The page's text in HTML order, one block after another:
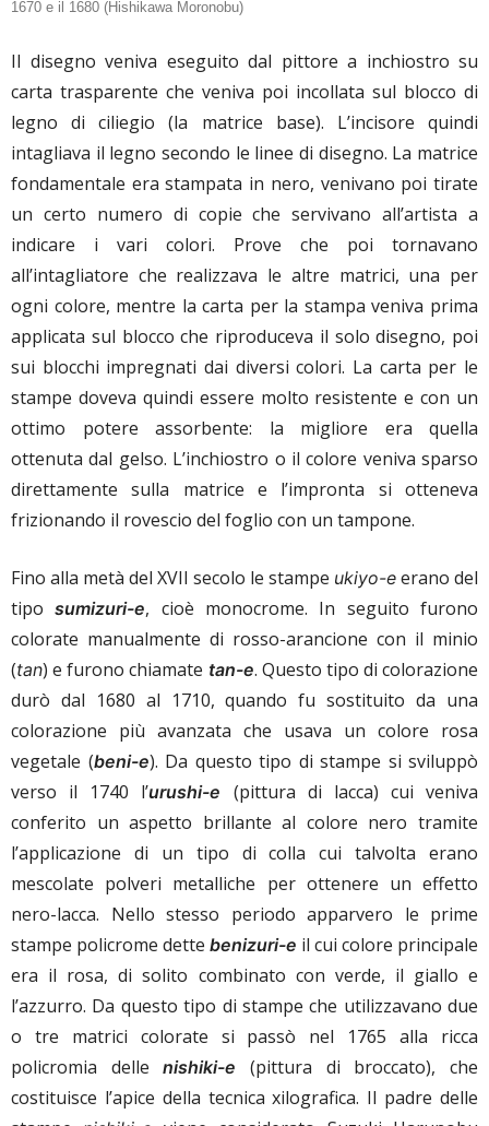
1670 e il 1680 (Hishikawa Moronobu)
Il disegno veniva eseguito dal pittore a inchiostro su
carta trasparente che veniva poi incollata sul blocco di
legno di ciliegio (la matrice base). L’incisore quindi
intagliava il legno secondo le linee di disegno. La matrice
fondamentale era stampata in nero, venivano poi tirate
un certo numero di copie che servivano all’artista a
indicare i vari colori. Prove che poi tornavano
all’intagliatore che realizzava le altre matrici, una per
ogni colore, mentre la carta per la stampa veniva prima
applicata sul blocco che riproduceva il solo disegno, poi
sui blocchi impregnati dai diversi colori. La carta per le
stampe doveva quindi essere molto resistente e con un
ottimo potere assorbente: la migliore era quella
ottenuta dal gelso. L’inchiostro o il colore veniva sparso
direttamente sulla matrice e l’impronta si otteneva
frizionando il rovescio del foglio con un tampone.
Fino alla metà del XVII secolo le stampe ukiyo-e erano del
tiposumizuri-e, cioè monocrome. In seguito furono
colorate manualmente di rosso-arancione con il minio
(tan) e furono chiamate tan-e. Questo tipo di colorazione
durò dal 1680 al 1710, quando fu sostituito da una
colorazione più avanzata che usava un colore rosa
vegetale (beni-e). Da questo tipo di stampe si sviluppò
verso il 1740 l’urushi-e
(pittura di lacca) cui veniva
conferito un aspetto brillante al colore nero tramite
l’applicazione di un tipo di colla cui talvolta erano
mescolate polveri metalliche per ottenere un effetto
nero-lacca. Nello stesso periodo apparvero le prime
stampe policrome dette benizuri-e il cui colore principale
era il rosa, di solito combinato con verde, il giallo e
l’azzurro. Da questo tipo di stampe che utilizzavano due
o tre matrici colorate si passò nel 1765 alla ricca
policromia dellenishiki-e
(pittura di broccato), che
costituisce l’apice della tecnica xilografica. Il padre delle